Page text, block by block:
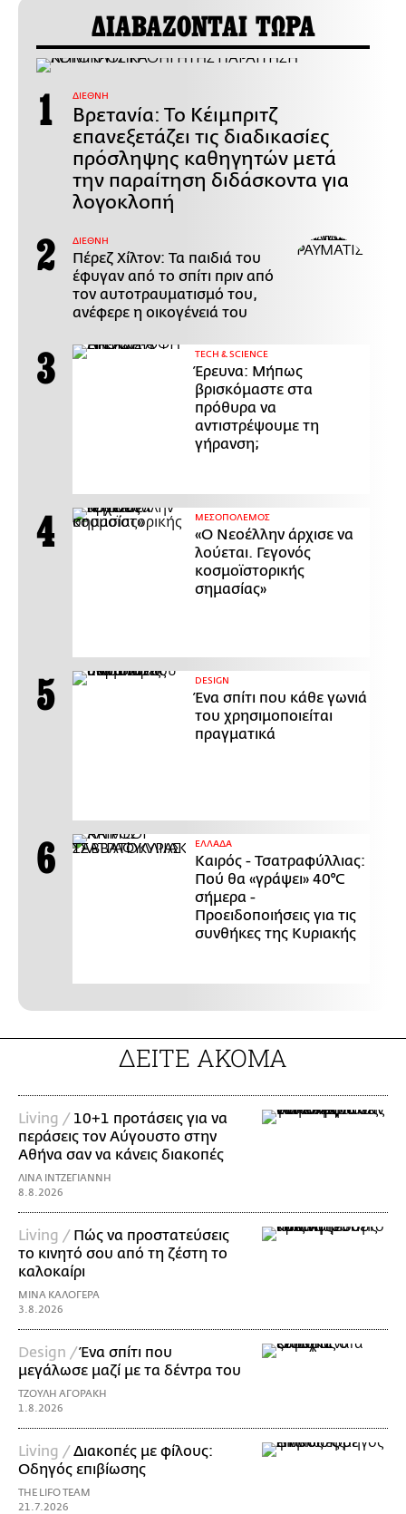
ΔΙΑΒΑΖΟΝΤΑΙ ΤΩΡΑ
ΔΙΕΘΝΗ
Βρετανία: Το Κέιμπριτζ
επανεξετάζει τις διαδικασίες
πρόσληψης καθηγητών μετά
την παραίτηση διδάσκοντα για
λογοκλοπή
ΔΙΕΘΝΗ
Πέρεζ Χίλτον: Τα παιδιά του
έφυγαν από το σπίτι πριν από
τον αυτοτραυματισμό του,
ανέφερε η οικογένειά του
ΤECH & SCIENCE
Έρευνα: Μήπως
βρισκόμαστε στα
πρόθυρα να
αντιστρέψουμε τη
γήρανση;
ΜΕΣΟΠΟΛΕΜΟΣ
«Ο Νεοέλλην άρχισε να
λούεται. Γεγονός
κοσμοϊστορικής
σημασίας»
DESIGN
Ένα σπίτι που κάθε γωνιά
του χρησιμοποιείται
πραγματικά
ΕΛΛΑΔΑ
Καιρός - Τσατραφύλλιας:
Πού θα «γράψει» 40°C
σήμερα -
Προειδοποιήσεις για τις
συνθήκες της Κυριακής
ΔΕΙΤΕ ΑΚΟΜΑ
Living / 10+1 προτάσεις για να
περάσεις τον Αύγουστο στην
Αθήνα σαν να κάνεις διακοπές
ΛΙΝΑ ΙΝΤΖΕΓΙΑΝΝΗ
8.8.2026
Living / Πώς να προστατεύσεις
το κινητό σου από τη ζέστη το
καλοκαίρι
ΜΙΝΑ ΚΑΛΟΓΕΡΑ
3.8.2026
Design /Ένα σπίτι που
μεγάλωσε μαζί με τα δέντρα του
ΤΖΟΥΛΗ ΑΓΟΡΑΚΗ
1.8.2026
Living /Διακοπές με φίλους:
Οδηγός επιβίωσης
THE LIFO TEAM
21.7.2026